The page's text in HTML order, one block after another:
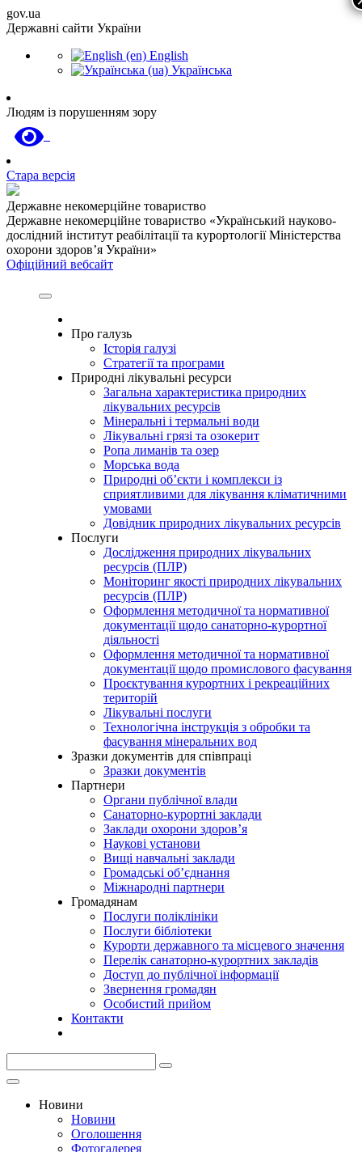
gov.ua
Державні сайти України
English
Українська
Людям із порушенням зору
Стара версія
Державне некомерційне товариство
Державне некомерційне товариство «Український науково-
дослідний інститут реабілітації та курортології Міністерства
охорони здоров’я України»
Офіційний вебсайт
Про галузь
Історія галузі
Стратегії та програми
Природні лікувальні ресурси
Загальна характеристика природних
лікувальних ресурсів
Мінеральні і термальні води
Лікувальні грязі та озокерит
Ропа лиманів та озер
Морська вода
Природні об’єкти і комплекси із
сприятливими для лікування кліматичними
умовами
Довідник природних лікувальних ресурсів
Послуги
Дослідження природних лікувальних
ресурсів (ПЛР)
Моніторинг якості природних лікувальних
ресурсів (ПЛР)
Оформлення методичної та нормативної
документації щодо санаторно-курортної
діяльності
Оформлення методичної та нормативної
документації щодо промислового фасування
Проєктування курортних і рекреаційних
територій
Лікувальні послуги
Технологічна інструкція з обробки та
фасування мінеральних вод
Зразки документів для співпраці
Зразки документів
Партнери
Органи публічної влади
Санаторно-курортні заклади
Заклади охорони здоров’я
Наукові установи
Вищі навчальні заклади
Громадські об’єднання
Міжнародні партнери
Громадянам
Послуги поліклініки
Послуги бібліотеки
Курорти державного та місцевого значення
Перелік санаторно-курортних закладів
Доступ до публічної інформації
Звернення громадян
Особистий прийом
Контакти
Новини
Новини
Оголошення
Фотогалерея